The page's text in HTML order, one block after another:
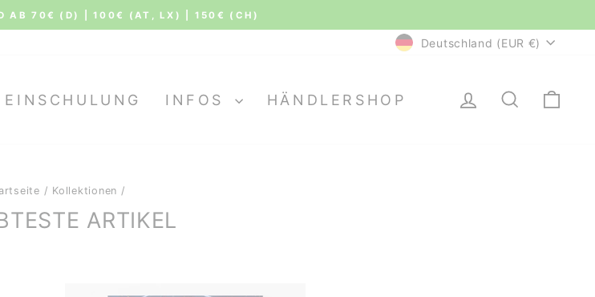
Pause
AB 70€ (D) | 100€ (AT, LX) | 150€ (CH)
WÄHRUNG
Deutschland (EUR €)
EINSCHULUNG INFOS HÄNDLERSHOP EINLOGGEN
SUCHE
/ Kollektionen /
ARTIKEL